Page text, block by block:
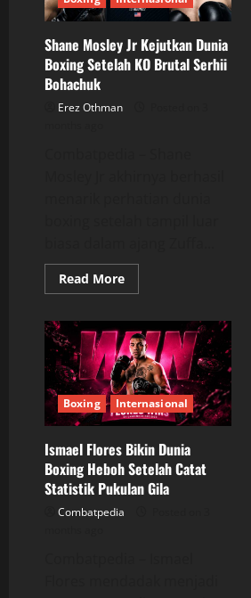
Shane Mosley Jr Kejutkan Dunia
Boxing Setelah KO Brutal Serhii
Bohachuk
Erez Othman
Read MoreRead
more
Mosley
Jr
Kejutkan
Dunia
Boxing
Setelah
KO
Brutal
Serhii
Bohachuk
Boxing Internasional
Ismael Flores Bikin Dunia
Boxing Heboh Setelah Catat
Statistik Pukulan Gila
Combatpedia